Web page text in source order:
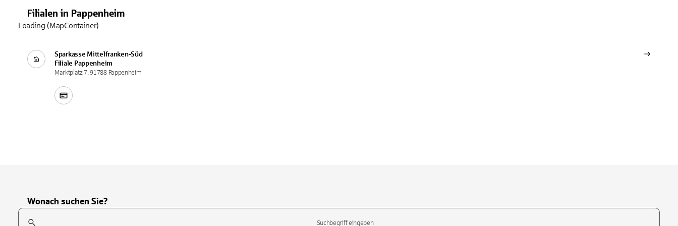
Filialen in Pappenheim
Sparkasse Mittelfranken-Süd
Filiale Pappenheim
Marktplatz 7, 91788 Pappenheim
Loading (MapContainer)
Wonach suchen Sie?
Suchfeld